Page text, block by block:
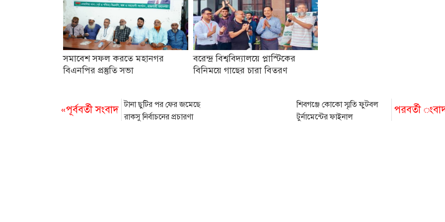
সমাবেশ সফল করতে মহানগর
বিএনপির প্রস্তুতি সভা
বরেন্দ্র বিশ্ববিদ্যালয়ে প্লাস্টিকের
বিনিময়ে গাছের চারা বিতরণ
«পূর্ববর্তী সংবাদ টানা ছুটির পর ফের জমেছে
রাকসু নির্বাচনের প্রচারণা
পরবর্তী
শিবগঞ্জে কোকো স্মৃতি ফুটবল
টুর্নামেন্টের ফাইনাল